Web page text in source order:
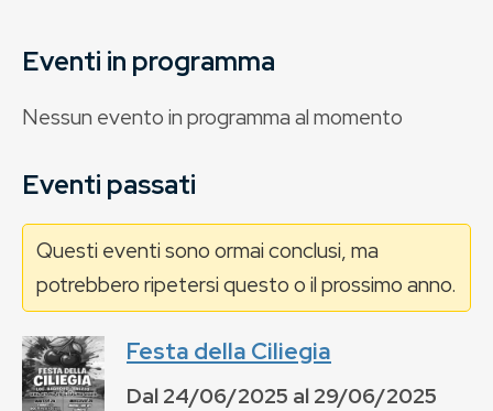
Eventi in programma
Nessun evento in programma al momento
Eventi passati
Questi eventi sono ormai conclusi, ma
potrebbero ripetersi questo o il prossimo anno.
Festa della Ciliegia
Dal24/06/2025 al29/06/2025